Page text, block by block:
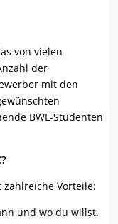
von vielen
der
mit den
BWL-Studenten
zahlreiche Vorteile:
und wo du willst.